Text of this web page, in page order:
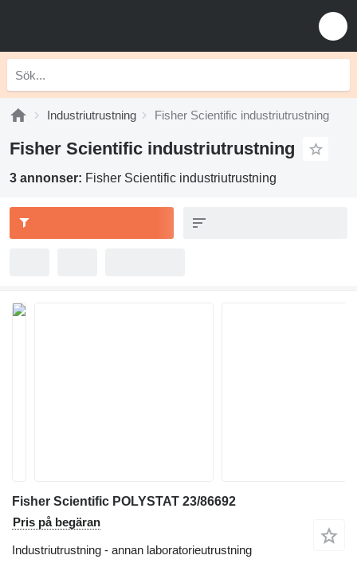
Industriutrustning Fisher Scientific industriutrustning
Fisher Scientific industriutrustning
3 annonser: Fisher Scientific industriutrustning
Fisher Scientific POLYSTAT 23/86692
Pris på begäran
Industriutrustning - annan laboratorieutrustning